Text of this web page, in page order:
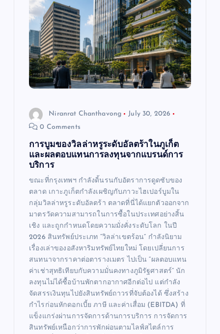
Niranrat Chanthavong
July 30, 2026
0 Comments
การบูมของวิลล่าหรูระดับอัลตร้าในภูเก็ต
และผลตอบแทนการลงทุนจากแบรนด์การ
บริการ
ขณะที่กรุงเทพฯ กำลังดิ้นรนกับอัตราการดูดซับของ
ตลาด เกาะภูเก็ตกำลังเผชิญกับภาวะไฮเปอร์บูมใน
กลุ่มวิลล่าหรูระดับอัลตร้า ตลาดที่นี่ได้แยกตัวออกจาก
มาตรวัดความสามารถในการซื้อในประเทศอย่างสิ้น
เชิง และถูกกำหนดโดยความมั่งคั่งระดับโลก ในปี
2026 สินทรัพย์ประเภท “วิลล่าเขตร้อน” กำลังนิยาม
เรื่องเล่าของอสังหาริมทรัพย์ไทยใหม่ โดยเปลี่ยนการ
สนทนาจากราคาต่อตารางเมตร ไปเป็น “ผลตอบแทน
ค่าเช่าสุทธิเทียบกับความมั่นคงทางภูมิรัฐศาสตร์” นัก
ลงทุนไม่ได้ซื้อบ้านพักตากอากาศอีกต่อไป แต่กำลัง
จัดสรรเงินทุนไปยังสินทรัพย์ถาวรที่จับต้องได้ ซึ่งสร้าง
กำไรก่อนหักดอกเบี้ย ภาษี และค่าเสื่อม (EBITDA) ที่
แข็งแกร่งผ่านการจัดการด้านการบริการ การจัดการ
สินทรัพย์เหนือกว่าการพักผ่อนตามไลฟ์สไตล์การ